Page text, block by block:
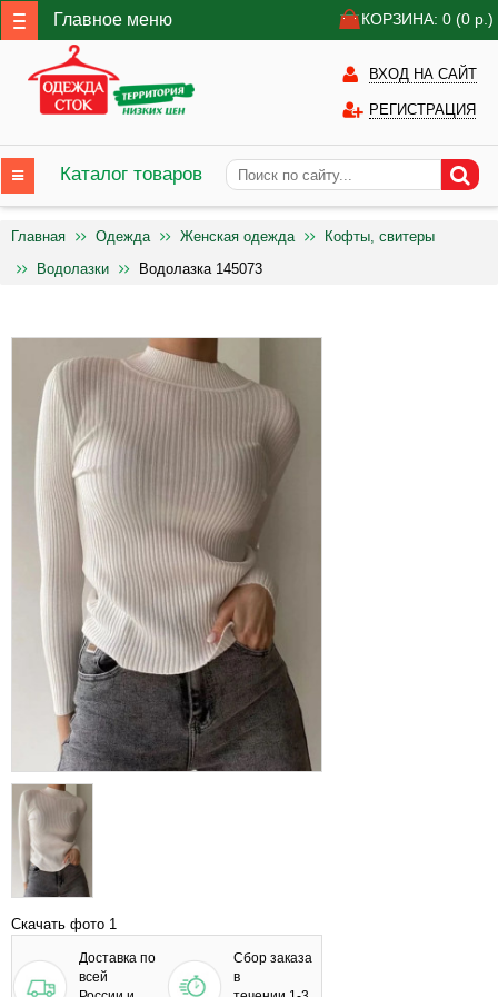
Главное меню КОРЗИНА: 0 (0 р.)
ВХОД НА САЙТ
РЕГИСТРАЦИЯ
Каталог товаров
Главная Одежда Женская одежда
Кофты, свитеры
Водолазки
Водолазка 145073
Скачать фото 1
Доставка по
всей
Сбор заказа
в